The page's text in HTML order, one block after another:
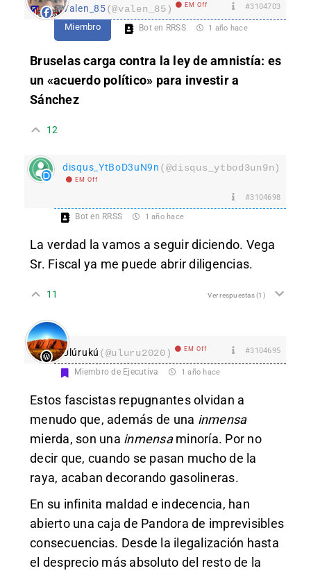
Valen_85(@valen_85) EM Off #3104703
Miembro Bot en RRSS 1 año hace
Bruselas carga contra la ley de amnistía: es
un «acuerdo político» para investir a
Sánchez
12
disqus_YtBoD3uN9n (@disqus_ytbod3un9n)
EM Off
#3104698
Bot en RRSS 1 año hace
La verdad la vamos a seguir diciendo. Vega
Sr. Fiscal ya me puede abrir diligencias.
11 Ver respuestas(1)
Ulúrukú (@uluru2020) EM Off #3104695
Miembro de Ejecutiva 1 año hace
Estos fascistas repugnantes olvidan a
menudo que, además de una inmensa
mierda, son una inmensaminoría. Por no
decir que, cuando se pasan mucho de la
raya, acaban decorando gasolineras.
En su infinita maldad e indecencia, han
abierto una caja de Pandora de imprevisibles
consecuencias. Desde la ilegalización hasta
el desprecio más absoluto del resto de la